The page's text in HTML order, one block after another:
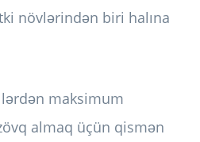
növlərindən biri halına
maksimum
almaq üçün qismən